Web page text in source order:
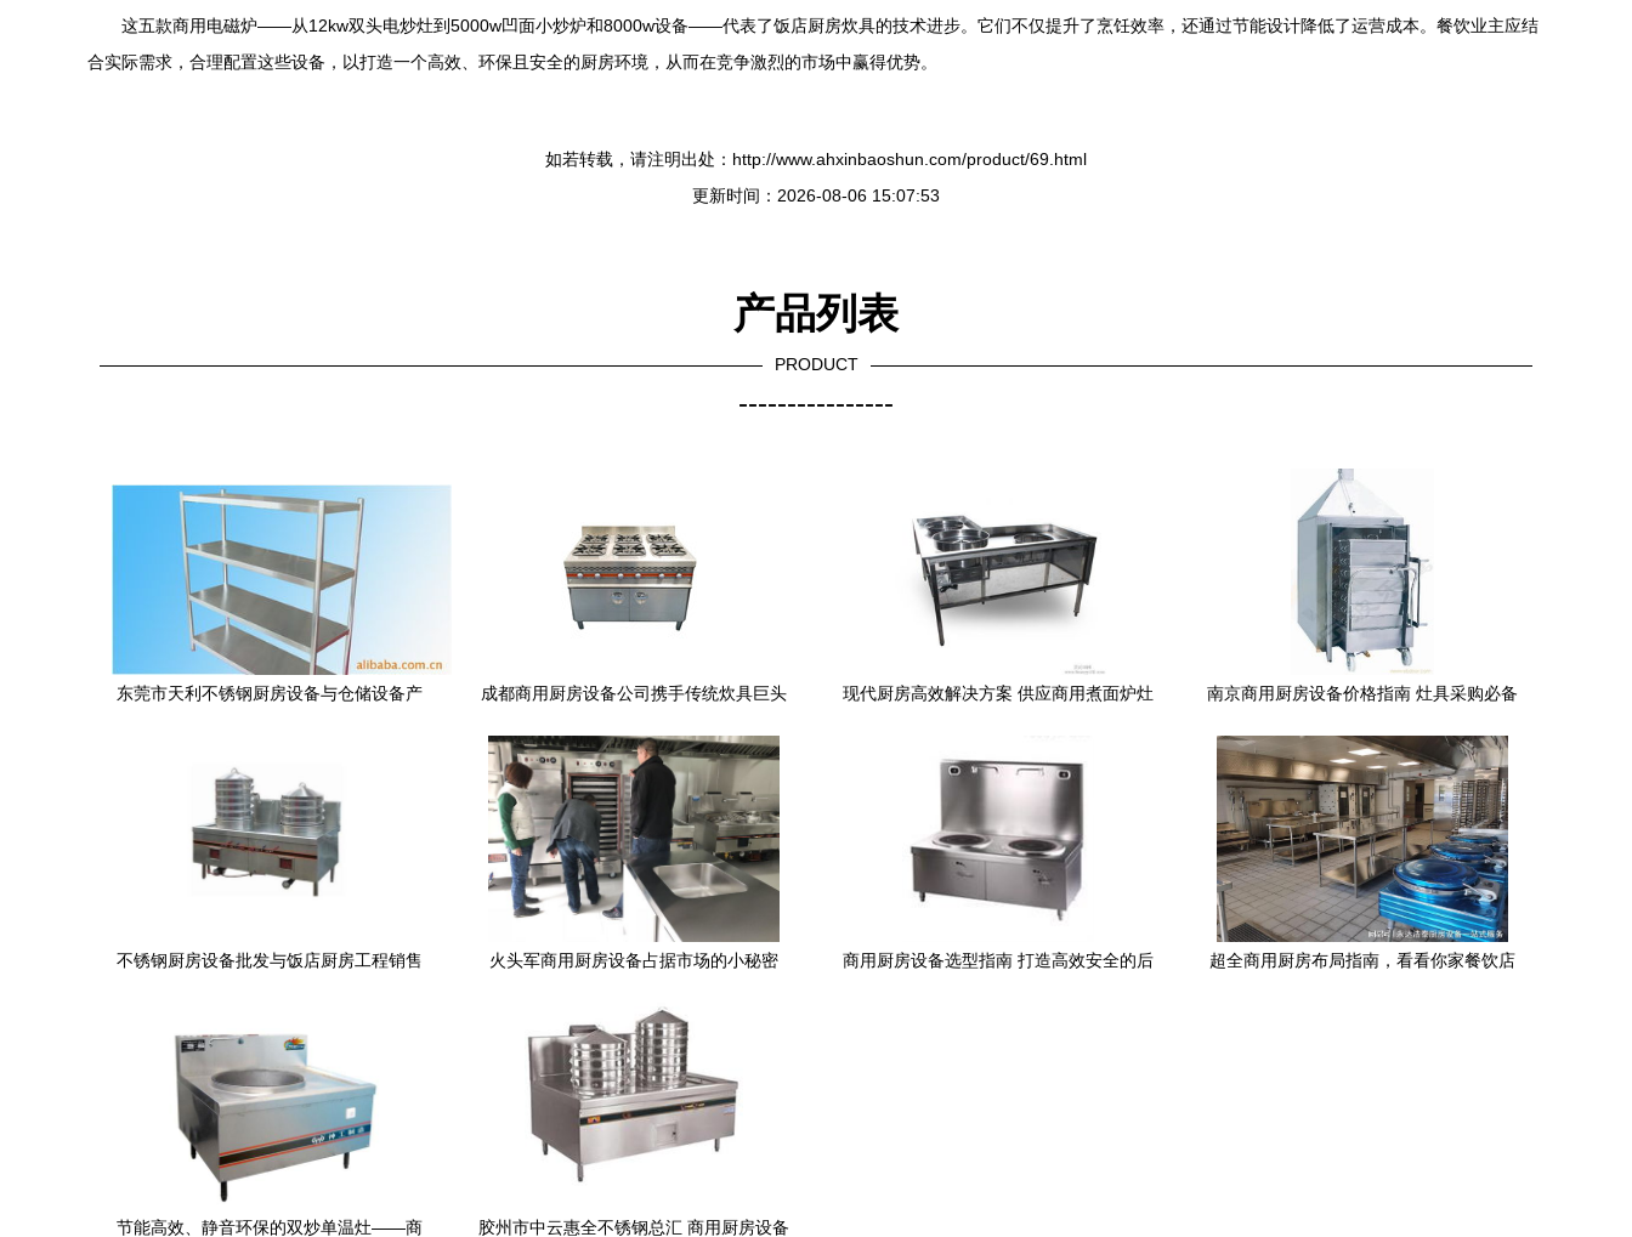
这五款商用电磁炉——从12kw双头电炒灶到5000w凹面小炒炉和8000w设备——代表了饭店厨房炊具的技术进步。它们不仅提升了烹饪效率，还通过节能设计降低了运营成本。餐饮业主应结
合实际需求，合理配置这些设备，以打造一个高效、环保且安全的厨房环境，从而在竞争激烈的市场中赢得优势。
如若转载，请注明出处：http://www.ahxinbaoshun.com/product/69.html
更新时间：2026-08-06 15:07:53
产品列表
PRODUCT
----------------
东莞市天利不锈钢厨房设备与仓储设备产
成都商用厨房设备公司携手传统炊具巨头
新消费第一镇场仪器？
现代厨房高效解决方案 供应商用煮面炉灶
南京商用厨房设备价格指南 灶具采购必备
不锈钢厨房设备批发与饭店厨房工程销售
火头军商用厨房设备占据市场的小秘密
商用厨房设备选型指南 打造高效安全的后
超全商用厨房布局指南，看看你家餐饮店
节能高效、静音环保的双炒单温灶——商 胶州市中云惠全不锈钢总汇 商用厨房设备